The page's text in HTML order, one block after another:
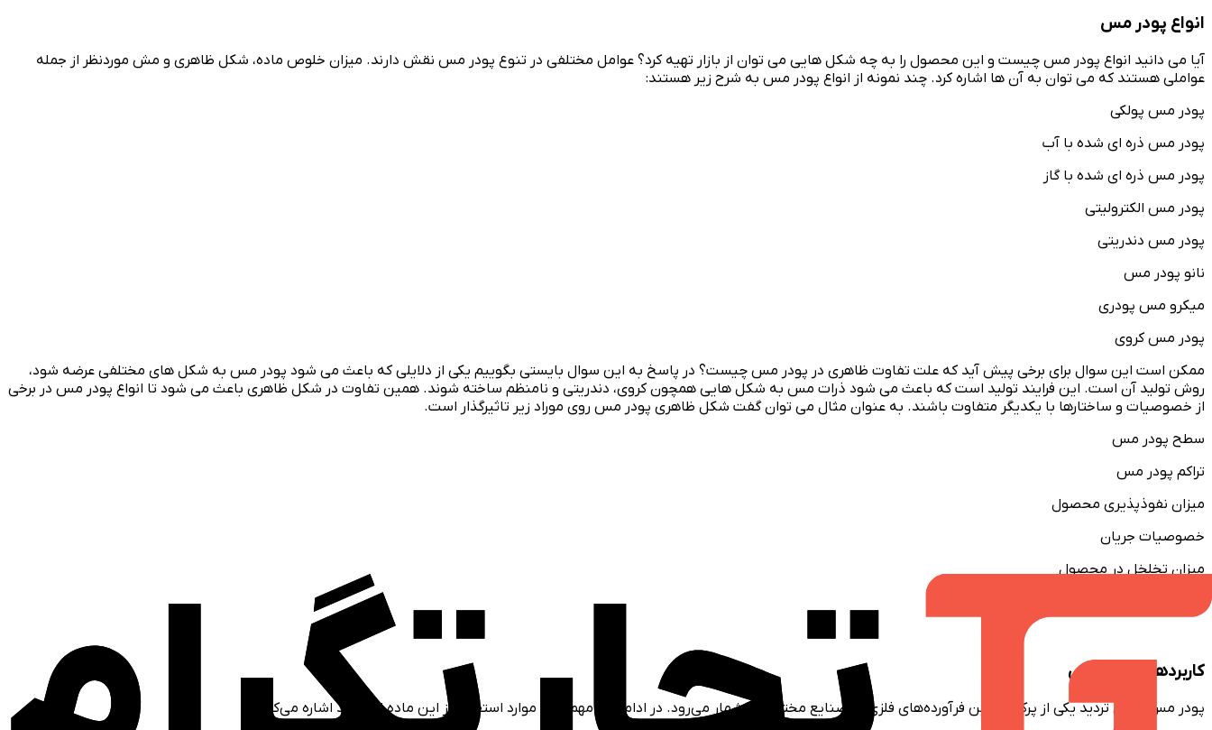
انواع پودر مس
آیا می دانید انواع پودر مس چیست و این محصول را به چه شکل هایی می توان از بازار تهیه کرد؟ عوامل مختلفی در تنوع پودر مس نقش دارند. میزان خلوص ماده، شکل ظاهری و مش موردنظر از جمله
عواملی هستند که می توان به آن ها اشاره کرد. چند نمونه از انواع پودر مس به شرح زیر هستند:
پودر مس پولکی
پودر مس ذره ای شده با آب
پودر مس ذره ای شده با گاز
پودر مس الکترولیتی
پودر مس دندریتی
نانو پودر مس
میکرو مس پودری
پودر مس کروی
ممکن است این سوال برای برخی پیش آید که علت تفاوت ظاهری در پودر مس چیست؟ در پاسخ به این سوال بایستی بگوییم یکی از دلایلی که باعث می شود پودر مس به شکل های مختلفی عرضه شود،
روش تولید آن است. این فرایند تولید است که باعث می شود ذرات مس به شکل هایی همچون کروی، دندریتی و نامنظم ساخته شوند. همین تفاوت در شکل ظاهری باعث می شود تا انواع پودر مس در برخی
از خصوصیات و ساختارها با یکدیگر متفاوت باشند. به عنوان مثال می توان گفت شکل ظاهری پودر مس روی موراد زیر تاثیرگذار است.
سطح پودر مس
تراکم پودر مس
میزان نفوذپذیری محصول
خصوصیات جریان
میزان تخلخل در محصول
کاربردهای پودر مس
پودر مس بدون تردید یکی از پرکاربردترین فرآورده‌های فلزی در صنایع مختلف به شمار می‌رود. در ادامه به مهم‌ترین موارد استفاده از این ماده ارزشمند اشاره می‌کنیم: